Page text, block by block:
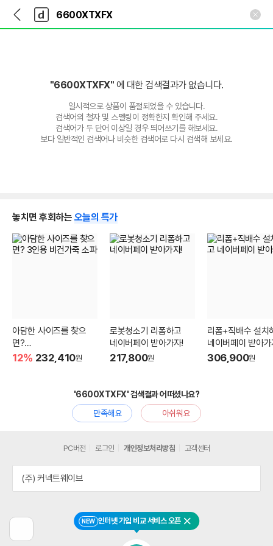
다
나
와
가
다
와
"6600XTXFX" 에 대한 검색결과가 없습니다.
일시적으로 상품이 품절되었을 수 있습니다.
검색어의 철자 및 스펠링이 정확한지 확인해 주세요.
검색어가 두 단어 이상일 경우 띄어쓰기를 해보세요.
보다 일반적인 검색어나 비슷한 검색어로 다시 검색해 보세요.
놓치면 후회하는 오늘의 특가
아담한 사이즈를 찾으
면?
3인용 비건가죽 소파
12% 232,410원
로봇청소기 리폼하고
네이버페이 받아가자!
217,800원
리폼+직배수 설치
네이버페이 받아가
306,900원
'6600XTXFX' 검색결과 어떠셨나요?
만족해요
아쉬워요
전
NEW 인터넷 가입 비교 서비스 오픈 닫기
PC버전 로그인 개인정보처리방침 고객센터
(주) 커넥트웨이브